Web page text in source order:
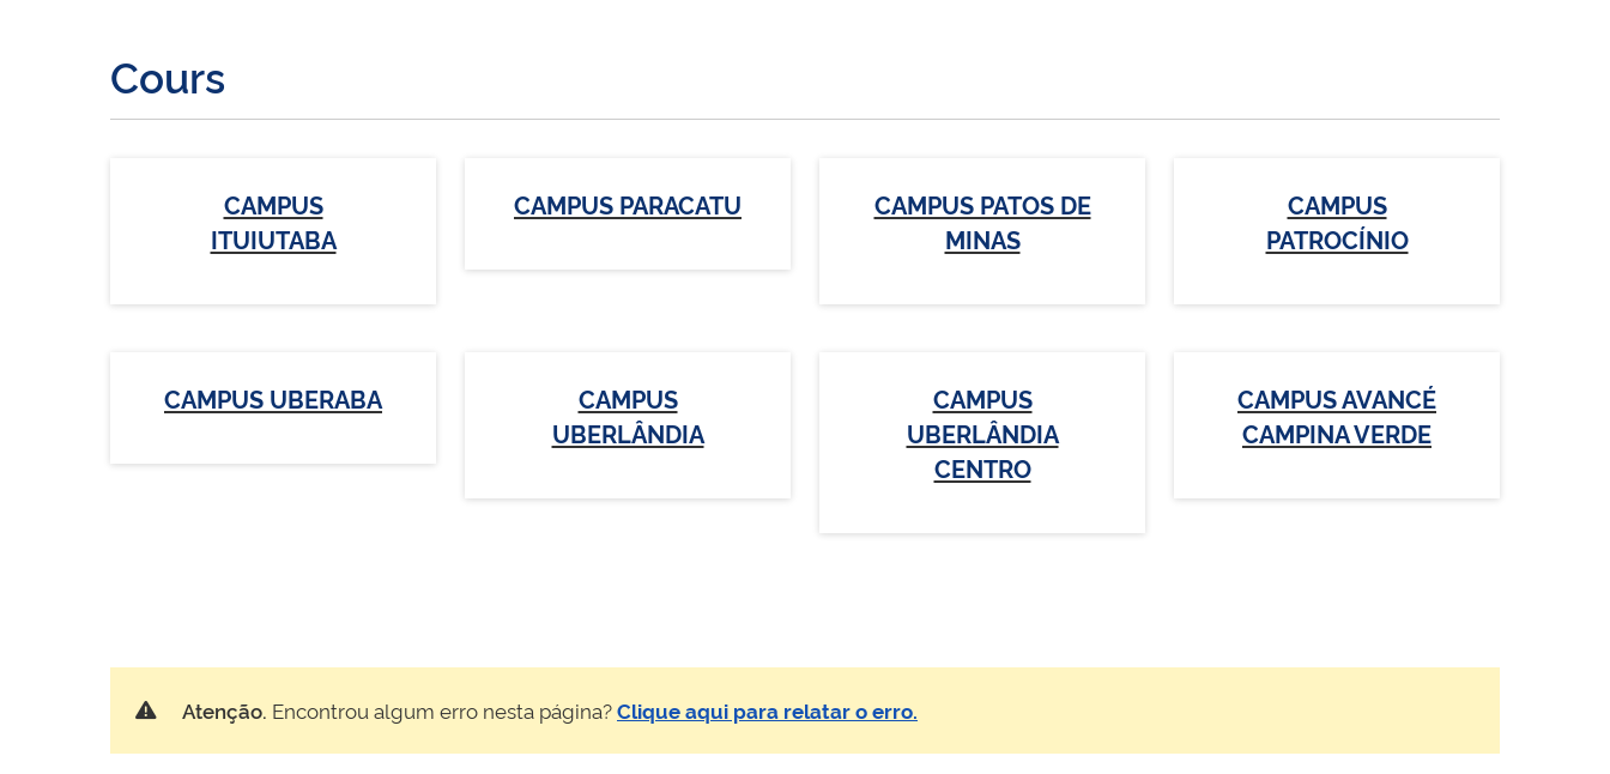
Cours
CAMPUS
ITUIUTABA
CAMPUS PARACATU
CAMPUS PATOS DE
MINAS
CAMPUS
PATROCÍNIO
CAMPUS UBERABA
CAMPUS
UBERLÂNDIA
CAMPUS
UBERLÂNDIA
CENTRO
CAMPUS AVANCÉ
CAMPINA VERDE
Atenção. Encontrou algum erro nesta página?Clique aqui para relatar o erro.